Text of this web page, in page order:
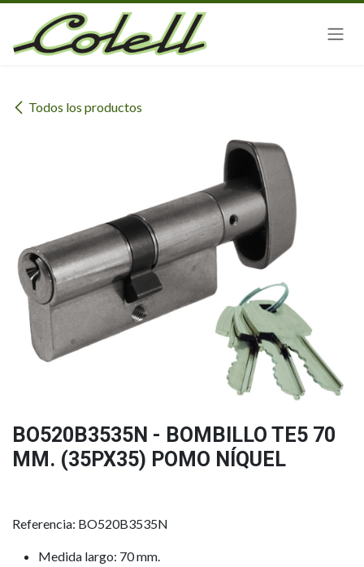
Ir al contenido
Todos los productos
BO520B3535N - BOMBILLO TE5 70
MM. (35PX35) POMO NÍQUEL
Referencia: BO520B3535N
Medida largo: 70 mm.